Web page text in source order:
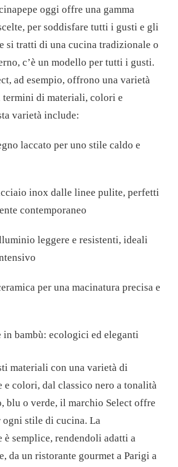
oggi offre una gamma
per soddisfare tutti i gusti e gli
si tratti di una cucina tradizionale o
c’è un modello per tutti i gusti.
ad esempio, offrono una varietà
termini di materiali, colori e
varietà include:
laccato per uno stile caldo e
inox dalle linee pulite, perfetti
contemporaneo
leggere e resistenti, ideali
per una macinatura precisa e
in bambù: ecologici ed eleganti
materiali con una varietà di
e colori, dal classico nero a tonalità
blu o verde, il marchio Select offre
ogni stile di cucina. La
è semplice, rendendoli adatti a
da un ristorante gourmet a Parigi a